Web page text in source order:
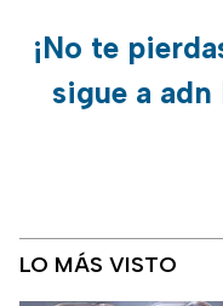
¡No te
sigue a
LO MÁS VISTO